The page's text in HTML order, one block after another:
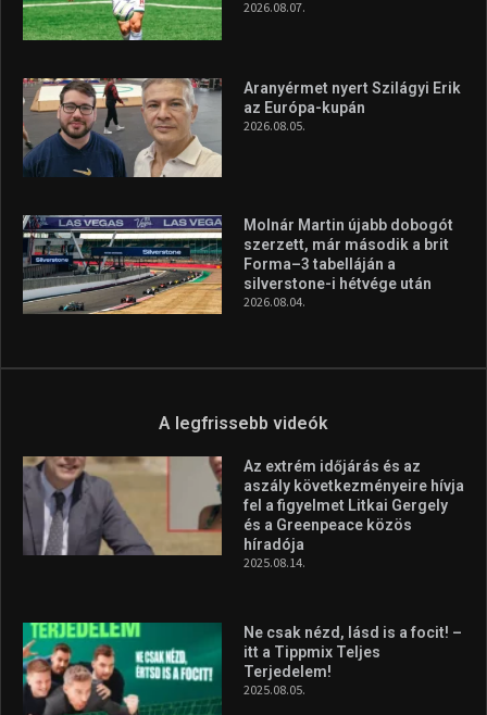
2026.08.07.
Aranyérmet nyert Szilágyi Erik
az Európa-kupán
2026.08.05.
Molnár Martin újabb dobogót
szerzett, már második a brit
Forma–3 tabelláján a
silverstone-i hétvége után
2026.08.04.
A legfrissebb videók
Az extrém időjárás és az
aszály következményeire hívja
fel a figyelmet Litkai Gergely
és a Greenpeace közös
híradója
2025.08.14.
Ne csak nézd, lásd is a focit! –
itt a Tippmix Teljes
Terjedelem!
2025.08.05.